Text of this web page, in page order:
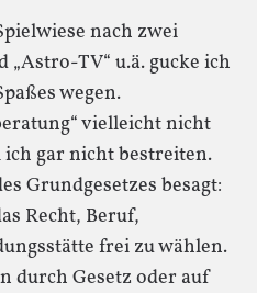
nach zwei
„Astro-TV“ u.ä. gucke ich
wegen.
vielleicht nicht
gar nicht bestreiten.
Grundgesetzes besagt:
Recht, Beruf,
frei zu wählen.
durch Gesetz oder auf